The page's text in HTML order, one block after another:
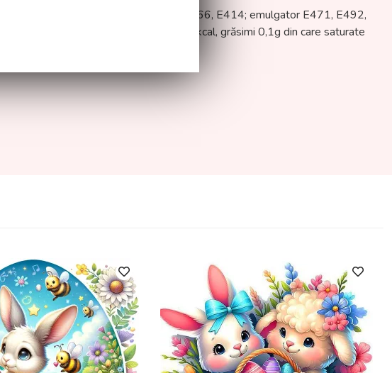
cocos), agenți de gelifiere E460i, E466, E414; emulgator E471, E492,
medii / 100g: energie 1531kJ/360kcal, grăsimi 0,1g din care saturate